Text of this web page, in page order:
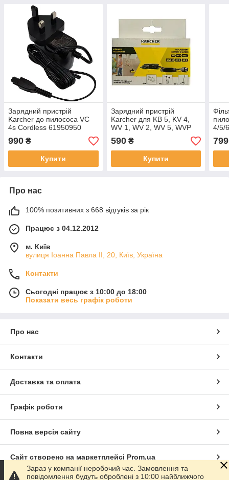
Зарядний пристрій
Karcher до пилососа VC
4s Cordless 61950950
990 ₴
Купити
Зарядний пристрій
Karcher для KB 5, KV 4,
WV 1, WV 2, WV 5, WVP
10
590₴
Купити
4/5/
799
Про нас
100% позитивних з 668 відгуків за рік
Працює з 04.12.2012
м. Київ
вулиця Іоанна Павла ІІ, 20, Київ, Україна
Контакти
Сьогодні працює з 10:00 до 18:00
Показати весь графік роботи
Про нас
Контакти
Доставка та оплата
Графік роботи
Повна версія сайту
Сайт створено на маркетплейсі Prom.ua
Зараз у компанії неробочий час. Замовлення та
повідомлення будуть оброблені з 10:00 найближчого